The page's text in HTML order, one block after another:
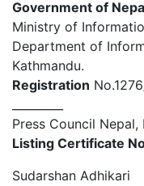
Government of
Ministry of
Department of
Kathmandu.
Registration
Press Council Nepal,
Listing Certificate
Sudarshan Adhikari